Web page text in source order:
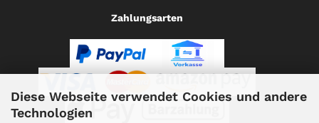
Diese Webseite verwendet Cookies und andere
Technologien
Zahlungsarten